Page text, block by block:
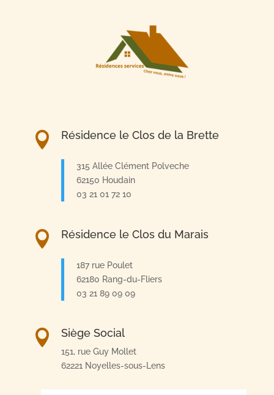
 Résidence le Clos de la Brette
315 Allée Clément Polveche
62150 Houdain
03 21 01 72 10
 Résidence le Clos du Marais
187 rue Poulet
62180 Rang-du-Fliers
03 21 89 09 09
 Siège Social
151, rue Guy Mollet
62221 Noyelles-sous-Lens